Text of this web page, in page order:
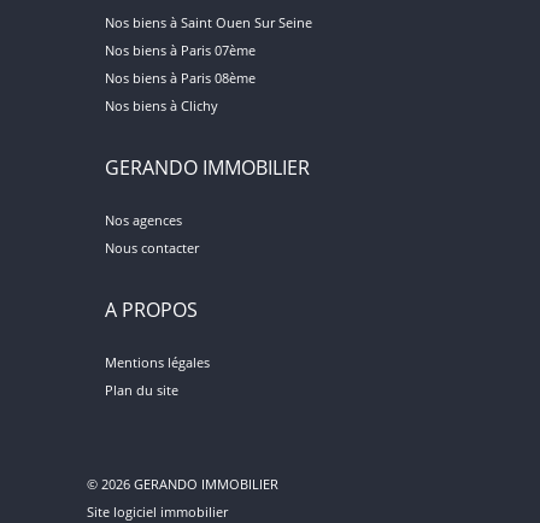
Nos biens à Saint Ouen Sur Seine
Nos biens à Paris 07ème
Nos biens à Paris 08ème
Nos biens à Clichy
GERANDO IMMOBILIER
Nos agences
Nous contacter
A PROPOS
Mentions légales
Plan du site
© 2026 GERANDO IMMOBILIER
Site logiciel immobilier